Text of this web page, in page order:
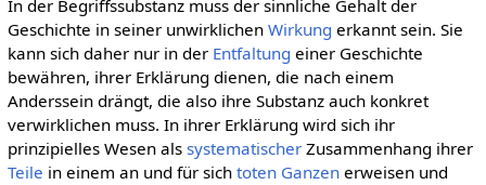
In der Begriffssubstanz muss der sinnliche Gehalt der
Geschichte in seiner unwirklichen Wirkung erkannt sein. Sie
kann sich daher nur in der Entfaltung einer Geschichte
bewähren, ihrer Erklärung dienen, die nach einem
Anderssein drängt, die also ihre Substanz auch konkret
verwirklichen muss. In ihrer Erklärung wird sich ihr
prinzipielles Wesen als systematischerZusammenhang ihrer
Teile in einem an und für sich toten Ganzenerweisen und